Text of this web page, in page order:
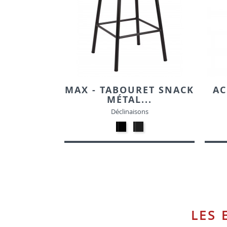
MAX - TABOURET SNACK
MÉTAL...
Déclinaisons
-
Noir
-
Gris
LES